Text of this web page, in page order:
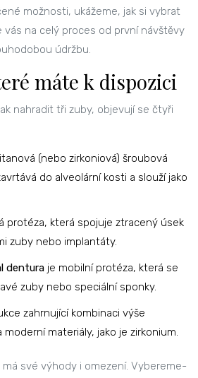
možnosti, ukážeme, jak si vybrat
vás na celý proces od první návštěvy
údržbu.
máte k dispozici
nahradit tři zuby, objevují se čtyři
(nebo zirkoniová) šroubová
do alveolární kosti a slouží jako
protéza, která spojuje ztracený úsek
zuby nebo implantáty.
dentura je mobilní protéza, která se
zuby nebo speciální sponky.
zahrnující kombinaci výše
materiály, jako je zirkonium.
své výhody i omezení. Vybereme-